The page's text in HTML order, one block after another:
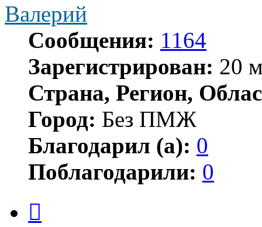
Валерий
Сообщения: 1164
Зарегистрирован: 20
Страна, Регион,
Город: Без ПМЖ
Благодарил (а): 0
Поблагодарили: 0